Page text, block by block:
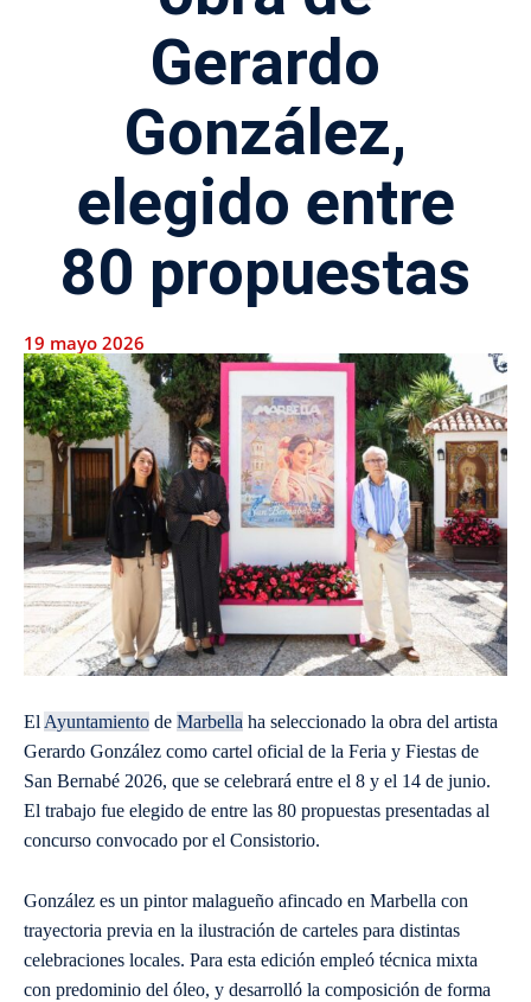
Gerardo
González,
elegido entre
80 propuestas
19 mayo 2026
El Ayuntamiento de Marbella ha seleccionado la obra del artista
Gerardo González como cartel oficial de la Feria y Fiestas de
San Bernabé 2026, que se celebrará entre el 8 y el 14 de junio.
El trabajo fue elegido de entre las 80 propuestas presentadas al
concurso convocado por el Consistorio.
González es un pintor malagueño afincado en Marbella con
trayectoria previa en la ilustración de carteles para distintas
celebraciones locales. Para esta edición empleó técnica mixta
con predominio del óleo, y desarrolló la composición de forma